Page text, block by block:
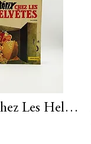
Astérix Chez Les Helvétes